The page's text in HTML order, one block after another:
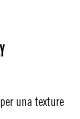
una texture